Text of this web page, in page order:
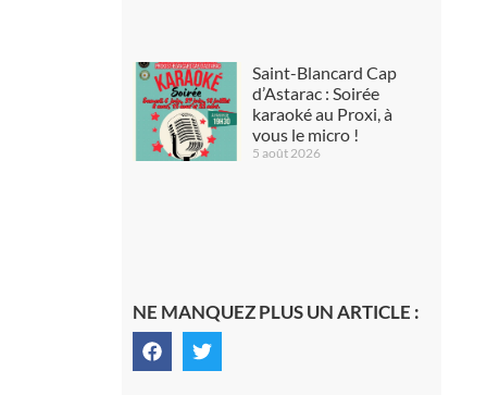
Saint-Blancard Cap
d’Astarac : Soirée
karaoké au Proxi, à
vous le micro !
5 août 2026
NE MANQUEZ PLUS UN ARTICLE :